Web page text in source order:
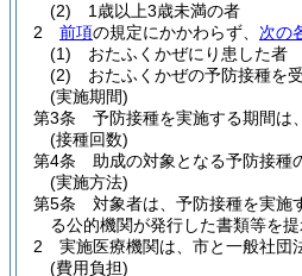
(2)
1歳以上3歳未満の者
2
前項の規定にかかわらず、 次の
(1)
おたふくかぜにり患した者
(2)
おたふくかぜの予防接種を
(実施期間)
第3条
予防接種を実施する期間は
(接種回数)
第4条
助成の対象となる予防接種
(実施方法)
第5条
対象者は、予防接種を実施
る公的機関が発行した書類等を
2
実施医療機関は、市と一般社団
(費用負担)